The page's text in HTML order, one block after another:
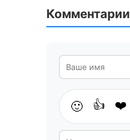
Комментарии
🙂 👍 ❤️